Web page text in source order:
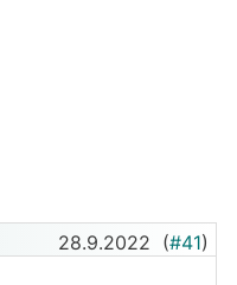
28.9.2022 (#41)